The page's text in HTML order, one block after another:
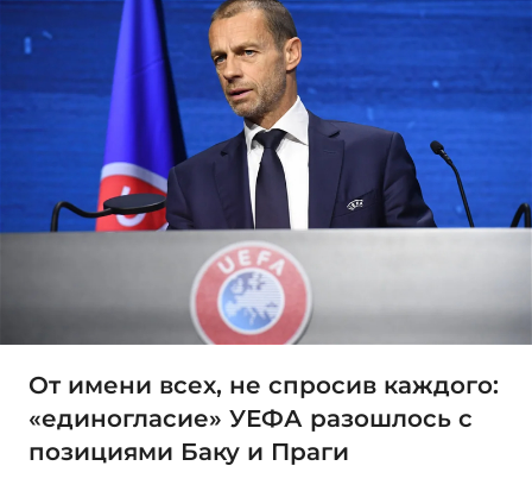
От имени всех, не спросив каждого:
«единогласие» УЕФА разошлось с
позициями Баку и Праги